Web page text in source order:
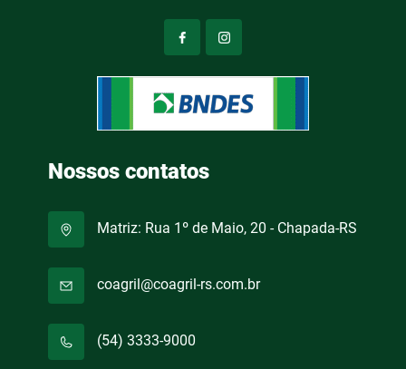
Nossos contatos
Matriz: Rua 1º de Maio, 20 - Chapada-RS
coagril@coagril-rs.com.br
(54) 3333-9000